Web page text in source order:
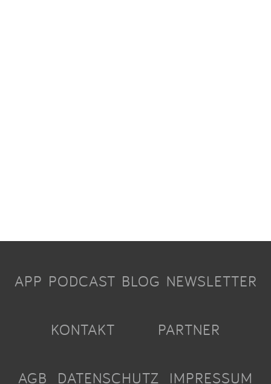
APP PODCAST BLOG NEWSLETTER
KONTAKT PARTNER
AGB DATENSCHUTZ IMPRESSUM